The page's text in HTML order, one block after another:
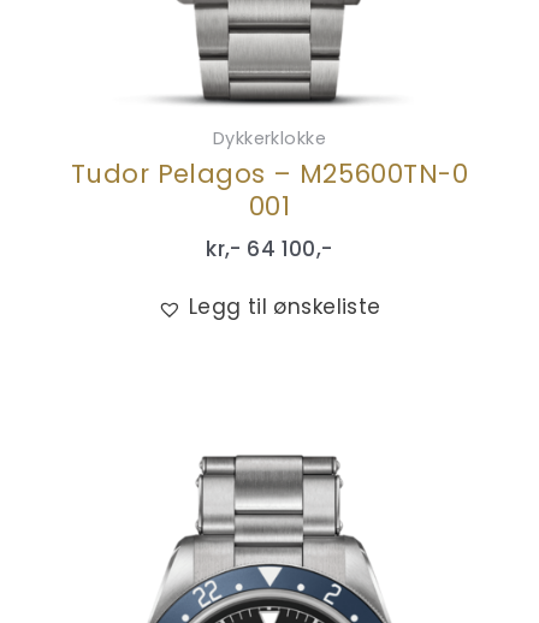
Dykkerklokke
Tudor Pelagos – M25600TN-0
001
kr,- 64 100,-
Legg til ønskeliste